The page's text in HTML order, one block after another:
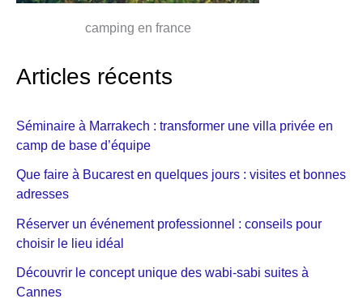
camping en france
Articles récents
Séminaire à Marrakech : transformer une villa privée en
camp de base d’équipe
Que faire à Bucarest en quelques jours : visites et bonnes
adresses
Réserver un événement professionnel : conseils pour
choisir le lieu idéal
Découvrir le concept unique des wabi-sabi suites à
Cannes